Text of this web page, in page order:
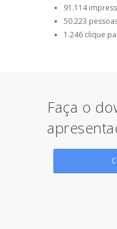
91.114
50.223
1.246 clique
Faça o